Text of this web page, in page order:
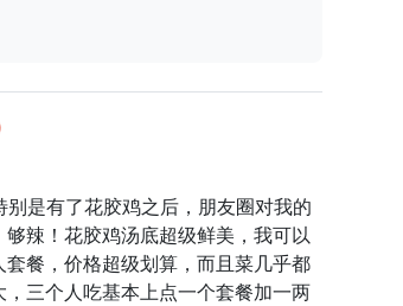
是有了花胶鸡之后，朋友圈对我的
辣！花胶鸡汤底超级鲜美，我可以
餐，价格超级划算，而且菜几乎都
三个人吃基本上点一个套餐加一两